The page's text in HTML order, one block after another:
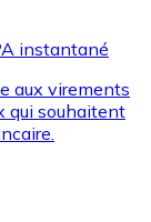
instantané
aux virements
qui souhaitent